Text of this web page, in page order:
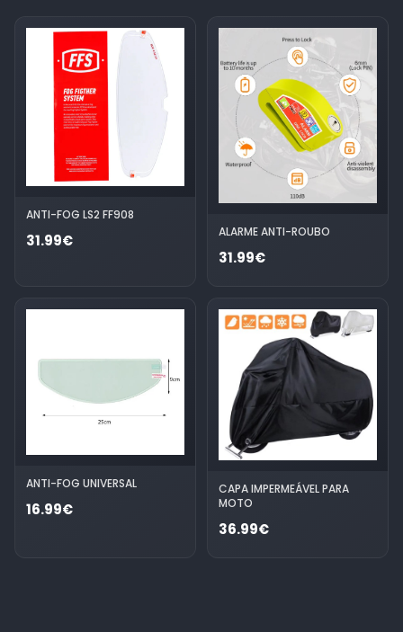
ANTI-FOG LS2 FF908
31.99€ ALARME ANTI-ROUBO
31.99€
ANTI-FOG UNIVERSAL
16.99€
CAPA IMPERMEÁVEL PARA
MOTO
36.99€